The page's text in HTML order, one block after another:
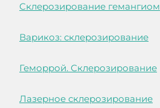
Cклерозирование гемангиом
Варикоз: склерозирование
Геморрой. Склерозирование
Лазерное склерозирование